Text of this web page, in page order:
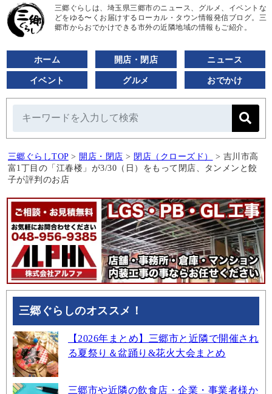
三郷ぐらしは、埼玉県三郷市のニュース、グルメ、イベントな
どをゆる〜くお届けするローカル・タウン情報発信ブログ。三
郷市からおでかけできる市外の近隣地域の情報もご紹介。
ホーム 開店・閉店 ニュース
イベント グルメ おでかけ
三郷ぐらしTOP > 開店・閉店 > 閉店（クローズド） > 吉川市高
富1丁目の「江春楼」が3/30（日）をもって閉店、タンメンと餃
子が評判のお店
三郷ぐらしのオススメ！
【2026年まとめ】三郷市と近隣で開催され
る夏祭り＆盆踊り&花火大会まとめ
三郷市や近隣の飲食店・企業・事業者様か